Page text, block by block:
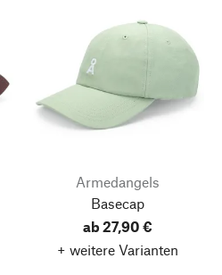
Armedangels
Basecap
ab 27,90 €
+ weitere Varianten